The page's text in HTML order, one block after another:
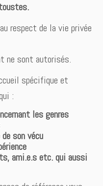
respect de la vie privée
ne sont autorisés.
spécifique et
:
les genres
de son vécu
ami.e.s etc. qui aussi